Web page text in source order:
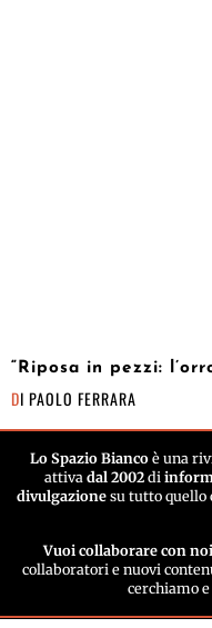
“Riposa in pezzi:
DI PAOLO FERRARA
Lo Spazio Biancoè una
attiva dal 2002 di
divulgazione su tutto quello
Vuoi collaborare con
collaboratori e nuovi
cerchiamo